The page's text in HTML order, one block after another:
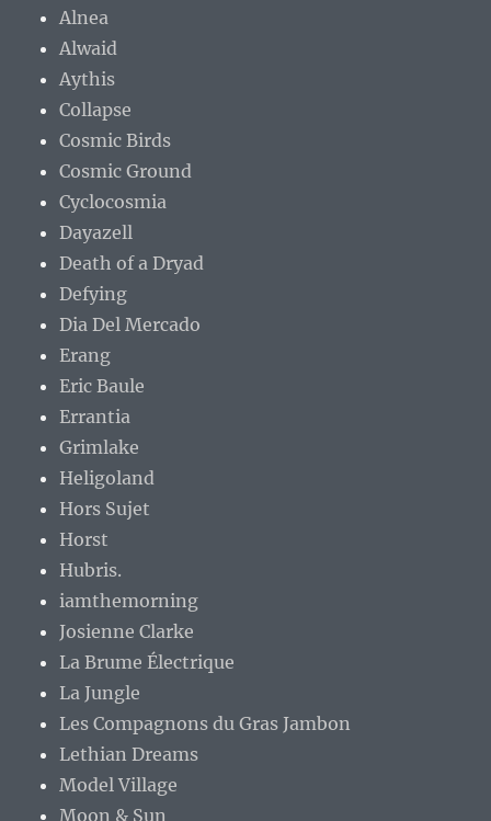
Alnea
Alwaid
Aythis
Collapse
Cosmic Birds
Cosmic Ground
Cyclocosmia
Dayazell
Death of a Dryad
Defying
Dia Del Mercado
Erang
Eric Baule
Errantia
Grimlake
Heligoland
Hors Sujet
Horst
Hubris.
iamthemorning
Josienne Clarke
La Brume Électrique
La Jungle
Les Compagnons du Gras Jambon
Lethian Dreams
Model Village
Moon & Sun